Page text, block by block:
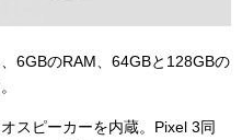
6GBのRAM、64GBと128GBの
スピーカーを内蔵。Pixel 3同